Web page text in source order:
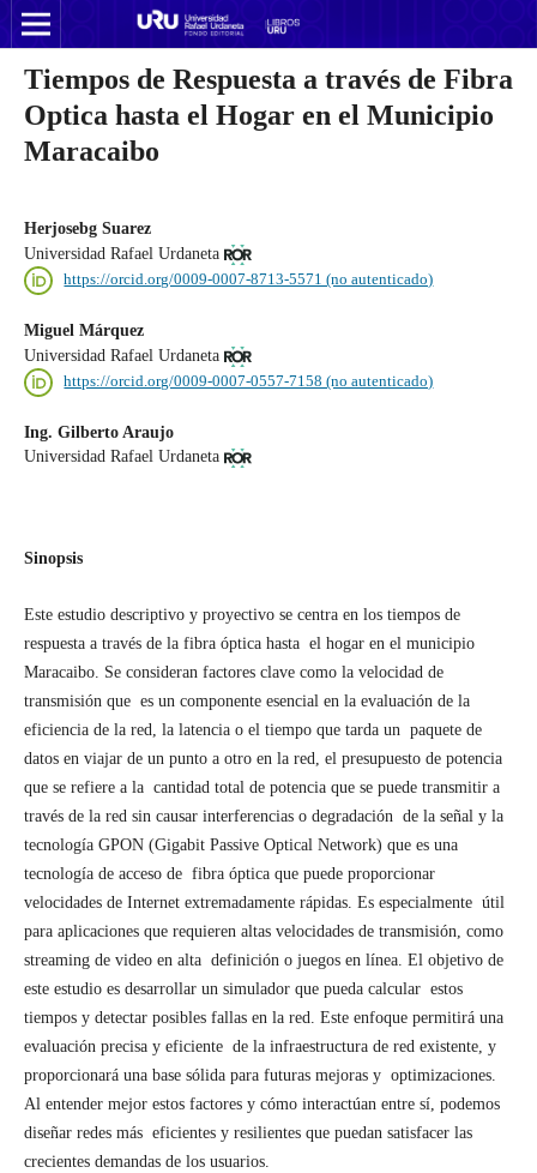
Tiempos de Respuesta a través de Fibra
Optica hasta el Hogar en el Municipio
Maracaibo
Herjosebg Suarez
Universidad Rafael Urdaneta
https://orcid.org/0009-0007-8713-5571 (no autenticado)
Miguel Márquez
Universidad Rafael Urdaneta
https://orcid.org/0009-0007-0557-7158 (no autenticado)
Ing. Gilberto Araujo
Universidad Rafael Urdaneta
Sinopsis
Este estudio descriptivo y proyectivo se centra en los tiempos de
respuesta a través de la fibra óptica hasta el hogar en el municipio
Maracaibo. Se consideran factores clave como la velocidad de
transmisión que es un componente esencial en la evaluación de la
eficiencia de la red, la latencia o el tiempo que tarda un paquete de
datos en viajar de un punto a otro en la red, el presupuesto de potencia
que se refiere a la cantidad total de potencia que se puede transmitir a
través de la red sin causar interferencias o degradación de la señal y la
tecnología GPON (Gigabit Passive Optical Network) que es una
tecnología de acceso de fibra óptica que puede proporcionar
velocidades de Internet extremadamente rápidas. Es especialmente útil
para aplicaciones que requieren altas velocidades de transmisión, como
streaming de video en alta definición o juegos en línea. El objetivo de
este estudio es desarrollar un simulador que pueda calcular estos
tiempos y detectar posibles fallas en la red. Este enfoque permitirá una
evaluación precisa y eficiente de la infraestructura de red existente, y
proporcionará una base sólida para futuras mejoras y optimizaciones.
Al entender mejor estos factores y cómo interactúan entre sí, podemos
diseñar redes más eficientes y resilientes que puedan satisfacer las
crecientes demandas de los usuarios.